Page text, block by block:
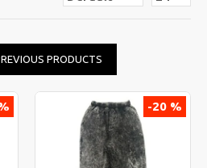
PRODUCTS
-20 %